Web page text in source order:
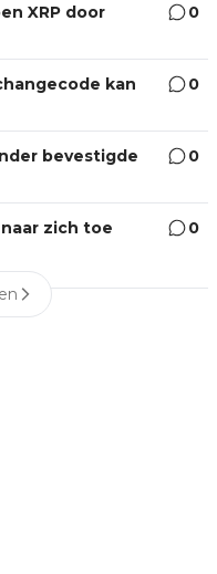
XRP door
0
kan
0
bevestigde
0
zich toe
0